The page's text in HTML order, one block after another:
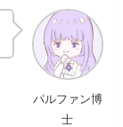
パルファン博
士